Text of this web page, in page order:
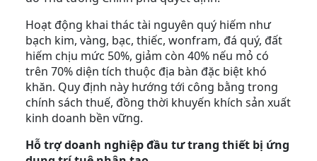
Hoạt động khai thác tài nguyên quý hiếm như
bạch kim, vàng, bạc, thiếc, wonfram, đá quý, đất
hiếm chịu mức 50%, giảm còn 40% nếu mỏ có
trên 70% diện tích thuộc địa bàn đặc biệt khó
khăn. Quy định này hướng tới công bằng trong
chính sách thuế, đồng thời khuyến khích sản xuất
kinh doanh bền vững.
Hỗ trợ doanh nghiệp đầu tư trang thiết bị ứng